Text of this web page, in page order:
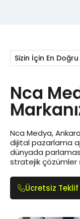
Sizin İçin En
Nca
Nca Medya,
dijital pazarlama
dünyada
stratejik çözümler
Ücretsiz Teklif